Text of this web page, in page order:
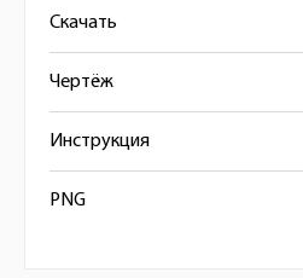
Скачать
Чертёж
Инструкция
PNG